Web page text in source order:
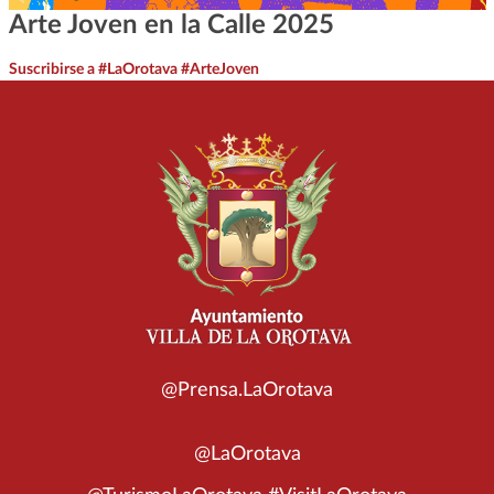
Arte Joven en la Calle 2025
Suscribirse a #LaOrotava #ArteJoven
@Prensa.LaOrotava
@LaOrotava